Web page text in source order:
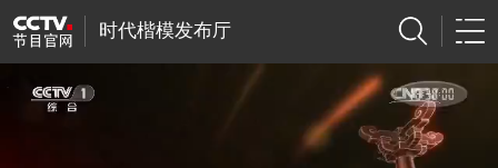
时代楷模发布厅